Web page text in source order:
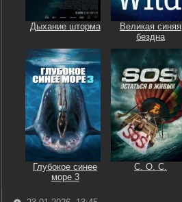
Дыхание шторма
Великая синяя
бездна
Глубокое синее
море 3
С. О. С.